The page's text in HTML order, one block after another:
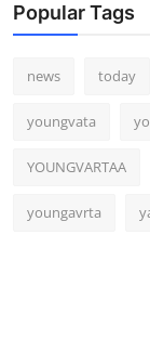
Popular Tags
news today
youngvata
YOUNGVARTAA
youngavrta